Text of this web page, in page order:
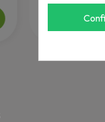
Accede